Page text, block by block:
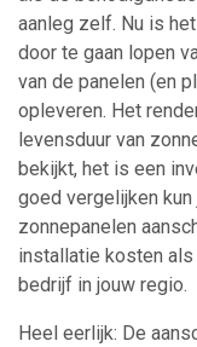
aanleg zelf. Nu is
door te gaan lopen
van de panelen (en
opleveren. Het
levensduur van
bekijkt, het is een
goed vergelijken
zonnepanelen
installatie kosten
bedrijf in jouw regio.
Heel eerlijk: De